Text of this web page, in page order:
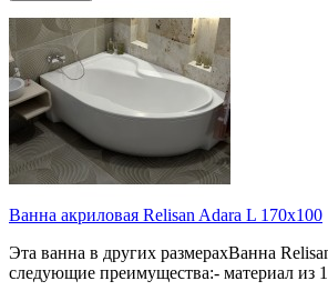
Ванна акриловая Relisan Adara L 170х100
Эта ванна в других размерахВанна
следующие преимущества:- материал из